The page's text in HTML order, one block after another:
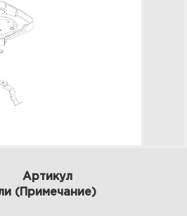
Увеличить
вал / Цилиндр /
Артикул
(Примечание)